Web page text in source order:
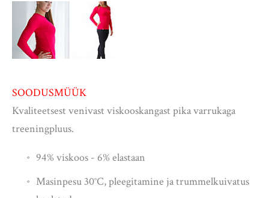
SOODUSMÜÜK
Kvaliteetsest venivast viskooskangast pika varrukaga
treeningpluus.
94% viskoos - 6% elastaan
Masinpesu 30°C, pleegitamine ja trummelkuivatus